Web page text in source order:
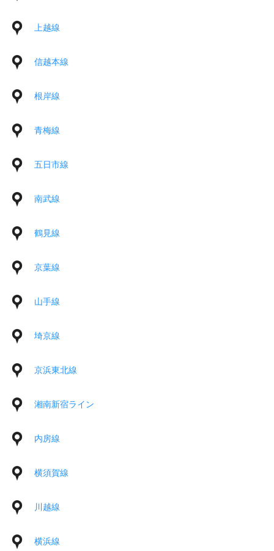
上越線
信越本線
根岸線
青梅線
五日市線
南武線
鶴見線
京葉線
山手線
埼京線
京浜東北線
湘南新宿ライン
内房線
横須賀線
川越線
横浜線